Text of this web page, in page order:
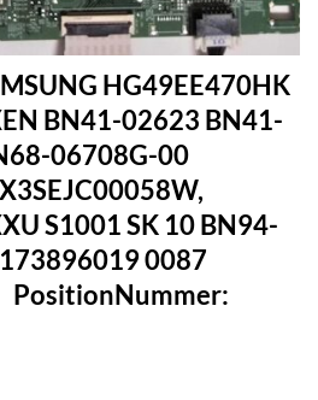
HG49EE470HK
BN41-02623 BN41-
06708G-00
S1001 SK 10 BN94-
0087